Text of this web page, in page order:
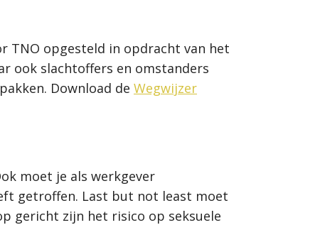
TNO opgesteld in opdracht van het
ook slachtoffers en omstanders
Download de Wegwijzer
moet je als werkgever
getroffen. Last but not least moet
gericht zijn het risico op seksuele